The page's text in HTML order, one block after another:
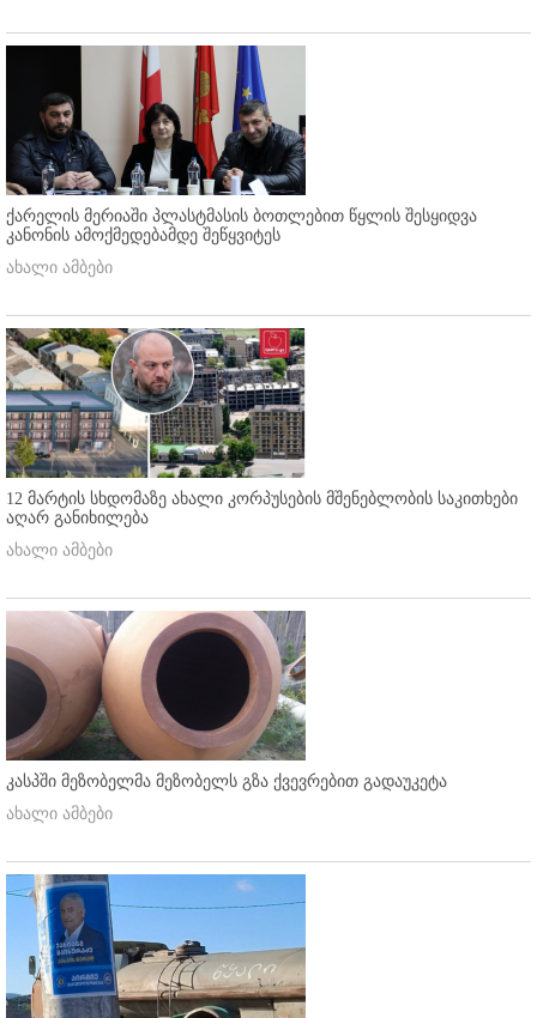
ქარელის მერიაში პლასტმასის ბოთლებით წყლის შესყიდვა
კანონის ამოქმედებამდე შეწყვიტეს
ახალი ამბები
12 მარტის სხდომაზე ახალი კორპუსების მშენებლობის საკითხები
აღარ განიხილება
ახალი ამბები
კასპში მეზობელმა მეზობელს გზა ქვევრებით გადაუკეტა
ახალი ამბები